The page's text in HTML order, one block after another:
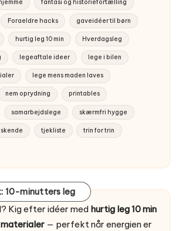
fantasi og historiefortælling
Foraeldre hacks gaveidéer til børn
hurtig leg 10 min Hverdagsleg
legeaftale ideer lege i bilen
lege mens maden laves
nem oprydning printables
samarbejdslege skærmfri hygge
tjekliste trin for trin
10-minutters leg
Kig efter idéer med hurtig leg 10 min
— perfekt når energien er